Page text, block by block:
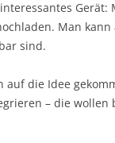
Gerät:
Man kann
sind.
die Idee
– die wollen